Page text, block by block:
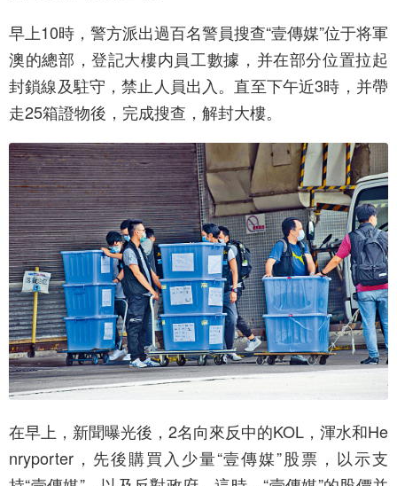
早上10時，警方派出過百名警員搜查“壹傳媒”位于将軍
澳的總部，登記大樓内員工數據，并在部分位置拉起
封鎖線及駐守，禁止人員出入。直至下午近3時，并帶
走25箱證物後，完成搜查，解封大樓。
在早上，新聞曝光後，2名向來反中的KOL，渾水和He
nryporter，先後購買入少量“壹傳媒”股票，以示支